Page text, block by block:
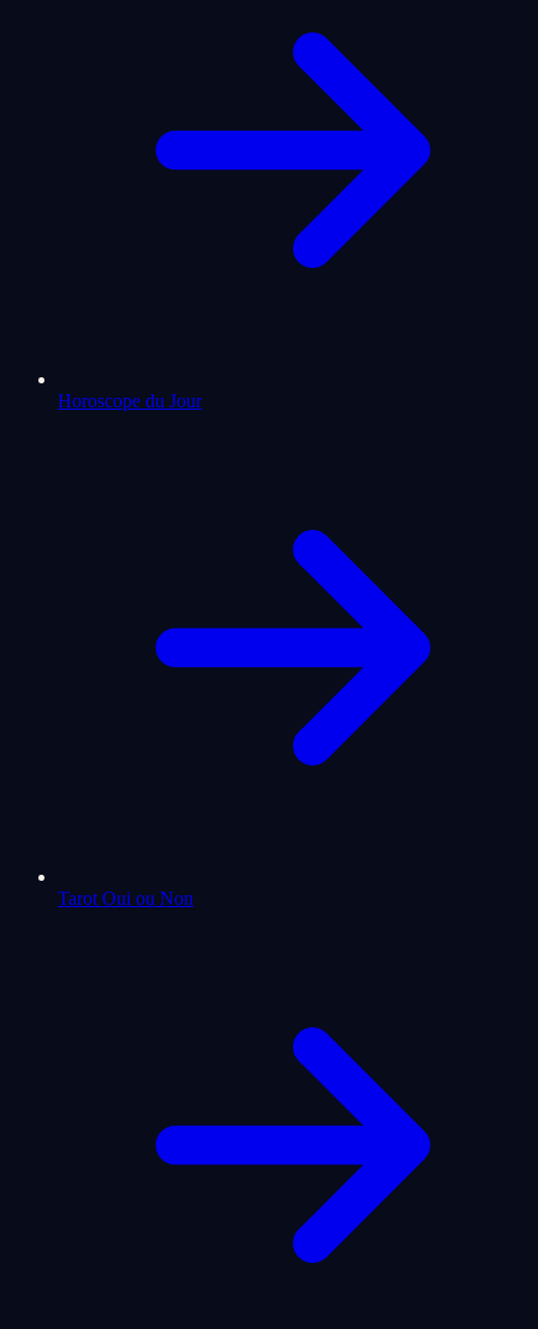
Horoscope du Jour
Tarot Oui ou Non